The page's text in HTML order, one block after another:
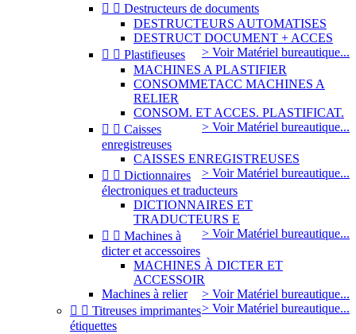
  Destructeurs de documents
DESTRUCTEURS AUTOMATISES
DESTRUCT DOCUMENT + ACCES
> Voir Matériel bureautique...
  Plastifieuses
MACHINES A PLASTIFIER
CONSOMMETACC MACHINES A
RELIER
CONSOM. ET ACCES. PLASTIFICAT.
> Voir Matériel bureautique...
  Caisses
enregistreuses
CAISSES ENREGISTREUSES
> Voir Matériel bureautique...
  Dictionnaires
électroniques et traducteurs
DICTIONNAIRES ET
TRADUCTEURS E
> Voir Matériel bureautique...
  Machines à
dicter et accessoires
MACHINES À DICTER ET
ACCESSOIR
> Voir Matériel bureautique...
Machines à relier
> Voir Matériel bureautique...
  Titreuses imprimantes
étiquettes